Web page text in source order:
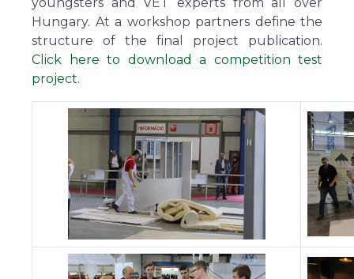
Hungary. At a workshop partners define the
structure of the final project publication.
Click here to download a competition test
project.